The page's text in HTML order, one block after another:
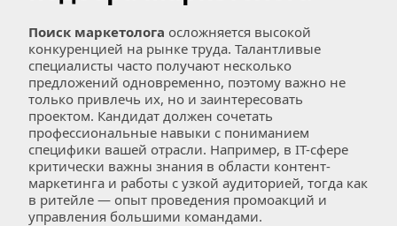
Поиск маркетолога осложняется высокой
конкуренцией на рынке труда. Талантливые
специалисты часто получают несколько
предложений одновременно, поэтому важно не
только привлечь их, но и заинтересовать
проектом. Кандидат должен сочетать
профессиональные навыки с пониманием
специфики вашей отрасли. Например, в IT-сфере
критически важны знания в области контент-
маркетинга и работы с узкой аудиторией, тогда как
в ритейле — опыт проведения промоакций и
управления большими командами.